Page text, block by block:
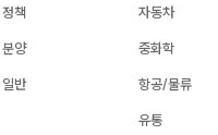
정책
분양
일반
자동차
중화학
항공/물류
유통